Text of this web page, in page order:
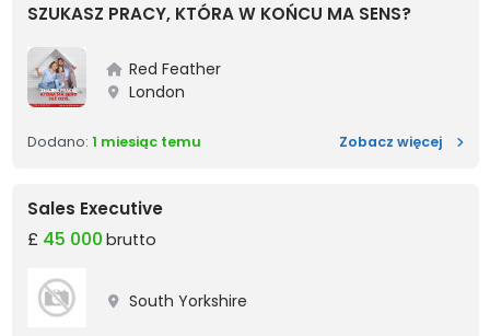
SZUKASZ PRACY, KTÓRA W KOŃCU MA SENS?
Red Feather
London
Dodano: 1 miesiąc temu Zobacz więcej
Sales Executive
£ 45 000 brutto
South Yorkshire